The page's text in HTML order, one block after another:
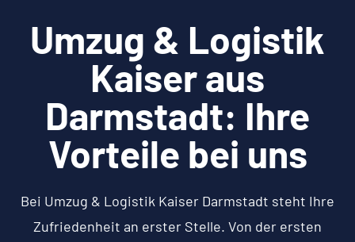
Umzug & Logistik
Kaiser aus
Darmstadt: Ihre
Vorteile bei uns
Bei Umzug & Logistik Kaiser Darmstadt steht Ihre
Zufriedenheit an erster Stelle. Von der ersten